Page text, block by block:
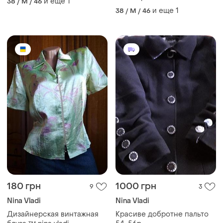
з утеплювачем розмір m
38 / M / 46 и еще 1
180 грн 9
Nina Vladi
Дизайнерская винтажная
1000 грн 3
Nina Vladi
Красиве добротне пальто